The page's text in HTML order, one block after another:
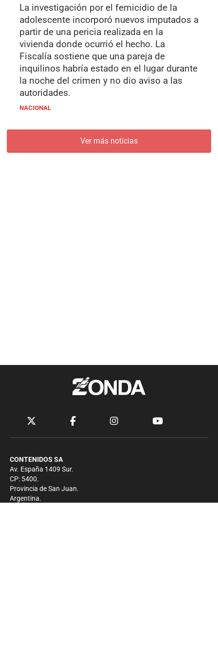
La investigación por el femicidio de la
adolescente incorporó nuevos imputados a
partir de una pericia realizada en la
vivienda donde ocurrió el hecho. La
Fiscalía sostiene que una pareja de
inquilinos habría estado en el lugar durante
la noche del crimen y no dio aviso a las
autoridades.
NACIONAL
Ver más noticias
CONTENIDOS SA
Av. España 1409 Sur.
CP: 5400.
Provincia de San Juan.
Argentina.